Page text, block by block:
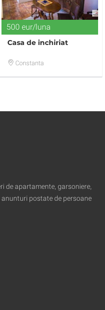
500 eur/luna
Casa de inchiriat
Constanta
de apartamente, garsoniere,
anunturi postate de persoane